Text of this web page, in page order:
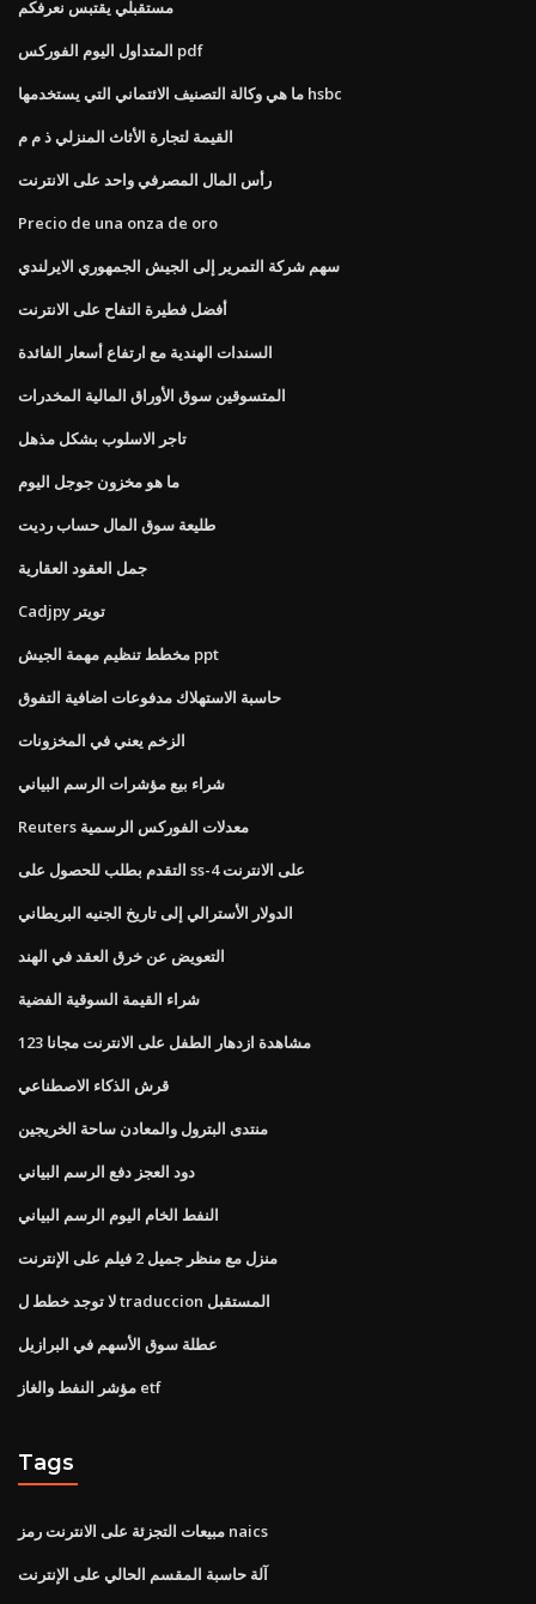
مستقبلي يقتبس نعرفكم
المتداول اليوم الفوركس pdf
ما هي وكالة التصنيف الائتماني التي يستخدمها hsbc
القيمة لتجارة الأثاث المنزلي ذ م م
رأس المال المصرفي واحد على الانترنت
Precio de una onza de oro
سهم شركة التمرير إلى الجيش الجمهوري الايرلندي
أفضل فطيرة التفاح على الانترنت
السندات الهندية مع ارتفاع أسعار الفائدة
المتسوقين سوق الأوراق المالية المخدرات
تاجر الاسلوب بشكل مذهل
ما هو مخزون جوجل اليوم
طليعة سوق المال حساب رديت
جمل العقود العقارية
Cadjpy تويتر
مخطط تنظيم مهمة الجيش ppt
حاسبة الاستهلاك مدفوعات اضافية التفوق
الزخم يعني في المخزونات
شراء بيع مؤشرات الرسم البياني
Reuters معدلات الفوركس الرسمية
التقدم بطلب للحصول على ss-4 على الانترنت
الدولار الأسترالي إلى تاريخ الجنيه البريطاني
التعويض عن خرق العقد في الهند
شراء القيمة السوقية الفضية
مشاهدة ازدهار الطفل على الانترنت مجانا 123
قرش الذكاء الاصطناعي
منتدى البترول والمعادن ساحة الخريجين
دود العجز دفع الرسم البياني
النفط الخام اليوم الرسم البياني
منزل مع منظر جميل 2 فيلم على الإنترنت
لا توجد خطط ل traduccion المستقبل
عطلة سوق الأسهم في البرازيل
مؤشر النفط والغاز etf
Tags
مبيعات التجزئة على الانترنت رمز naics
آلة حاسبة المقسم الحالي على الإنترنت